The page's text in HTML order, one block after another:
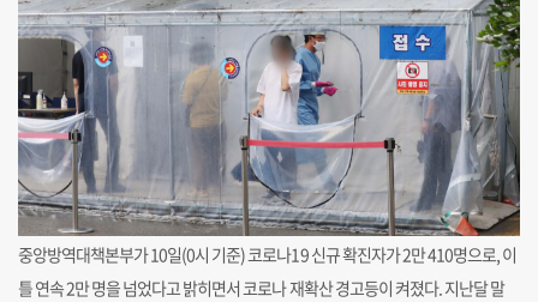
중앙방역대책본부가 10일(0시 기준) 코로나19 신규 확진자가 2만 410명으로, 이
틀 연속 2만 명을 넘었다고 밝히면서 코로나 재확산 경고등이 켜졌다. 지난달 말